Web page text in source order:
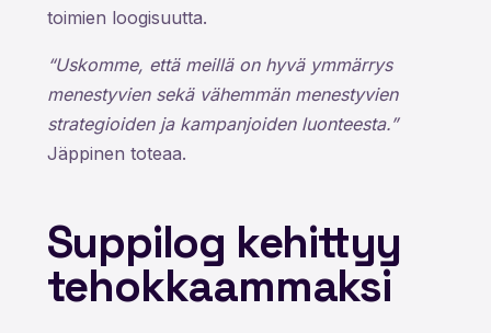
toimien loogisuutta.
“Uskomme, että meillä on hyvä ymmärrys
menestyvien sekä vähemmän menestyvien
strategioiden ja kampanjoiden luonteesta.”
Jäppinen toteaa.
Suppilog kehittyy
tehokkaammaksi